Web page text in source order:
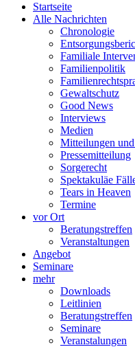
Startseite
Alle Nachrichten
Chronologie
Familiale
Familienpolitik
Gewaltschutz
Good News
Interviews
Medien
Mitteilungen
Pressemitteilung
Sorgerecht
Spektakuläe
Tears in Heaven
Termine
vor Ort
Beratungstreffen
Veranstaltungen
Angebot
Seminare
mehr
Downloads
Leitlinien
Beratungstreffen
Seminare
Veranstalungen